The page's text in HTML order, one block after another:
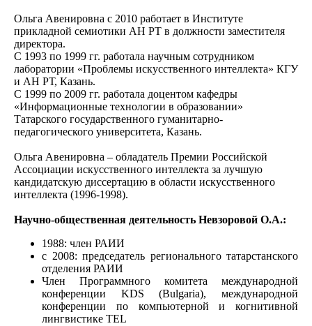
Ольга Авенировна c 2010 работает в Институте
прикладной семиотики АН РТ в должности заместителя
директора.
С 1993 по 1999 гг. работала научным сотрудником
лаборатории «Проблемы искусственного интеллекта» КГУ
и АН РТ, Казань.
С 1999 по 2009 гг. работала доцентом кафедры
«Информационные технологии в образовании»
Татарского государственного гуманитарно-
педагогического университета, Казань.
Ольга Авенировна – обладатель Премии Российской
Ассоциации искусственного интеллекта за лучшую
кандидатскую диссертацию в области искусственного
интеллекта (1996-1998).
Научно-общественная деятельность Невзоровой О.А.:
1988: член РАИИ
c 2008: председатель регионального татарстанского
отделения РАИИ
Член Программного комитета международной
конференции KDS (Bulgaria), международной
конференции по компьютерной и когнитивной
лингвистике TEL